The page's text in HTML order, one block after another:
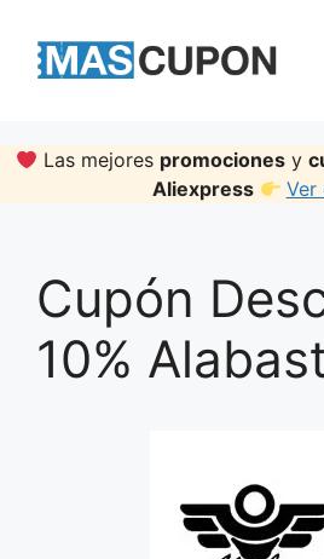
content
Las mejores promociones y
Aliexpress
Ver
Cupón
10%